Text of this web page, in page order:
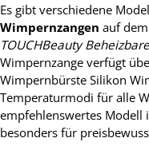
Es gibt verschiedene
Wimpernzangen auf
TOUCHBeauty
Wimpernzange verfügt
Wimpernbürste Silikon
Temperaturmodi für alle
empfehlenswertes Modell
besonders für